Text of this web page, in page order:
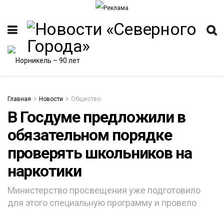
Главная Новости Общество
В Госдуме предложили в
обязательном порядке
проверять школьников на
наркотики
Министерство просвещения уже подготовило
для этого специальную программу и провело